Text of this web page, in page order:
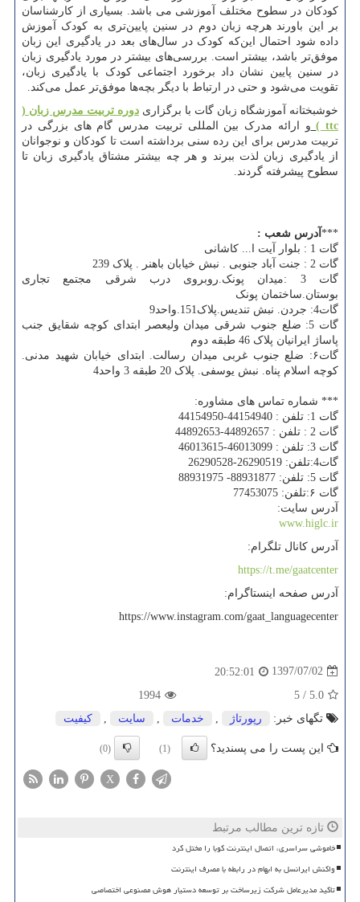
کودکان در سطوح مختلف آموزشی می باشد. بسیاری از کار‌شناسان
بر این باورند هرچه زبان دوم در سنین پایین‌تری به کودک آموزش
داده شود احتمال این‌که کودک در سال‌های بعد در یادگیری این زبان
موفق‌تر باشد، بیشتر است. بررسی‌های بیشتر در مورد یادگیری زبان
در سنین پایین نشان داد برخورد اجتماعی‌ کودک با یادگیری زبان،
تقویت می‌شود و حتی در ارتباط با دیگر بچه‌ها موفق‌تر عمل می‌کند.
خوشبختانه آموزشگاه زبان گات با برگزاری دوره تربیت مدرس زبان (
ttc
) و ارائه مدرک بین المللی تربیت مدرس گام های بزرگی در
تربیت مدرس برای این رده سنی برداشته است تا کودکان و نوجوانان
از یادگیری زبان لذت ببرند و هر چه بیشتر مشتاق یادگیری زبان تا
سطوح پیشرفته گردند.
*** آدرس شعب :
گات 1 : بلوار آیت ا... کاشانی
گات 2 : جنت آباد جنوبی . نبش خیابان باهنر . پلاک 239
گات 3 :میدان پونک.روبروی درب شرقی مجتمع تجاری
بوستان.ساختمان پونک
گات4: جردن. نبش تندیس.پلاک151.واحد9
گات 5: ضلع جنوب شرقی میدان ولیعصر ابتدای کوچه شقایق جنب
پاساژ ایرانیان پلاک 46 طبقه دوم
گات۶: ضلع جنوب غربی میدان رسالت. ابتدای خیابان شهید مدنی.
کوچه اسلام پناه. نبش یوسفی. پلاک 20 طبقه 3 واحد4
*** شماره تماس های مشاوره:
گات 1: تلفن : 44154940-44154950
گات 2 : تلفن : 44892657-44892653
گات 3: تلفن : 46013099-46013615
گات4:تلفن: 26290519-26290528
گات 5: تلفن: 88931877- 88931975
گات ۶:تلفن: 77453075
آدرس سایت:
www.higlc.ir
آدرس کانال تلگرام:
https://t.me/gaatcenter
آدرس صفحه اینستاگرام:
https://www.instagram.com/gaat_languagecenter
1397/07/02
20:52:01
5.0
/
5
1994
تگهای خبر:
رپورتاژ , خدمات , سایت , كیفیت
این پست را می پسندید؟ (1)
(0)
X
تازه ترین مطالب مرتبط
خاموشی سراسری، اتصال اینترنت کوبا را مختل کرد
واکنش ایرانسل به ابهام در رابطه با مصرف اینترنت
تاکید مدیرعامل شرکت زیرساخت بر توسعه دستیار هوش مصنوعی اختصاصی